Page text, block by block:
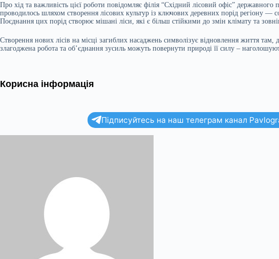
Про хід та важливість цієї роботи повідомляє філія “Східний лісовий офіс”
проводилось шляхом створення лісових культур із ключових деревних порід регіону —
Поєднання цих порід створює мішані ліси, які є більш стійкими до змін клімату та
Створення нових лісів на місці загиблих насаджень символізує відновлення життя
злагоджена робота та об’єднання зусиль можуть повернути природі її силу –
Корисна інформація
Підписуйтесь на наш телеграм канал